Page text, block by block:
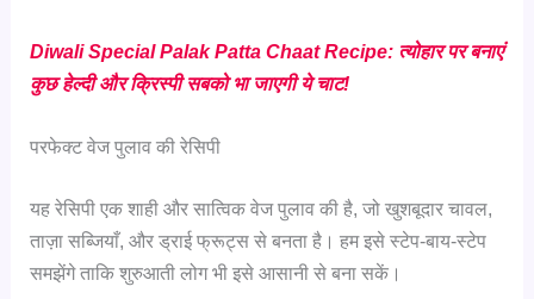
Diwali Special Palak Patta Chaat Recipe: त्योहार पर बनाएं
कुछ हेल्दी और क्रिस्पी सबको भा जाएगी ये चाट!
परफेक्ट वेज पुलाव की रेसिपी
यह रेसिपी एक शाही और सात्विक वेज पुलाव की है, जो खुशबूदार चावल,
ताज़ा सब्जियाँ, और ड्राई फ्रूट्स से बनता है। हम इसे स्टेप-बाय-स्टेप
समझेंगे ताकि शुरुआती लोग भी इसे आसानी से बना सकें।